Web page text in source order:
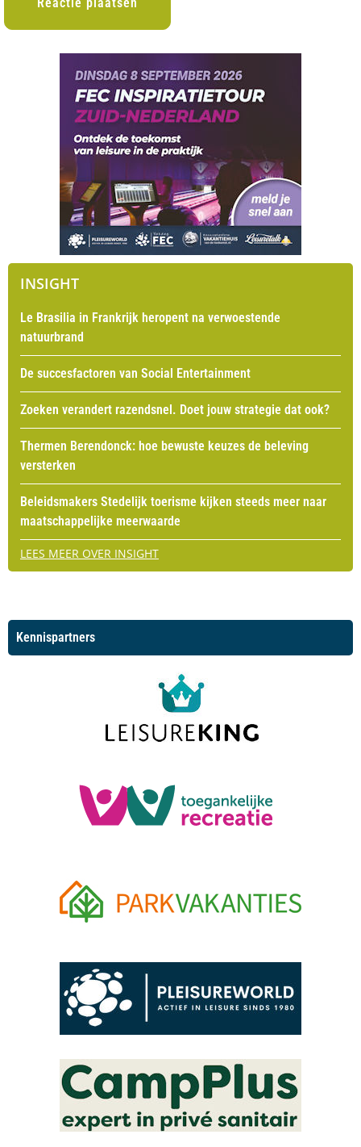
INSIGHT
Le Brasilia in Frankrijk heropent na verwoestende
natuurbrand
De succesfactoren van Social Entertainment
Zoeken verandert razendsnel. Doet jouw strategie dat ook?
Thermen Berendonck: hoe bewuste keuzes de beleving
versterken
Beleidsmakers Stedelijk toerisme kijken steeds meer naar
maatschappelijke meerwaarde
LEES MEER OVER INSIGHT
Kennispartners